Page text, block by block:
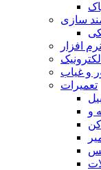
سازی
نرم افزار
و غیاب
تعمیرات